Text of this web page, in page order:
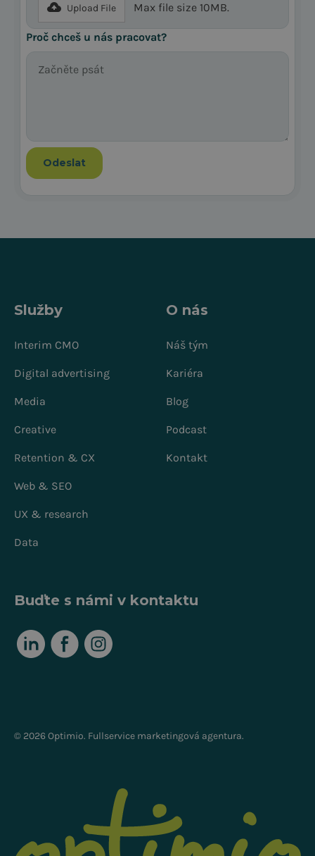
Upload File Max file size 10MB.
Proč chceš u nás pracovat?
Služby
Interim CMO
Digital advertising
Media
Creative
Retention & CX
Web & SEO
UX & research
Data
O nás
Náš tým
Kariéra
Blog
Podcast
Kontakt
Buďte s námi v kontaktu
© 2026 Optimio. Fullservice marketingová agentura.